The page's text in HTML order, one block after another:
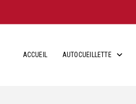
ACCUEIL AUTOCUEILLETTE